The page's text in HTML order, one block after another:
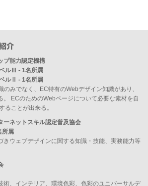
介
プ能力認定機構
ルⅢ - 1名所属
ルⅡ - 1名所属
のみでなく、EC特有のWebデザイン知識があり、
。 ECのためのWebページについて必要な素材を自
ることが出来る。
ーネットスキル認定普及協会
所属
きウェブデザインに関する知識・技能、実務能力等
術、インテリア、環境色彩、色彩のユニバーサルデ